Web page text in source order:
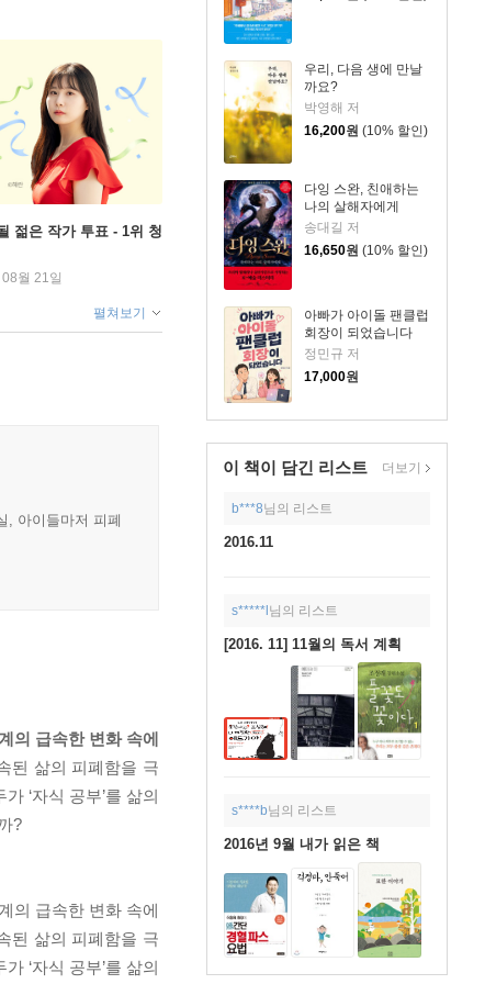
우리, 다음 생에 만날
까요?
박영해 저
16,200원 (10% 할인)
다잉 스완, 친애하는
나의 살해자에게
송대길 저
16,650원 (10% 할인)
아빠가 아이돌 팬클럽
회장이 되었습니다
정민규 저
17,000원
이 책이 담긴 리스트 더보기
b***8님의 리스트
2016.11
s*****l 님의 리스트
[2016. 11] 11월의 독서 계획
s****b님의 리스트
2016년 9월 내가 읽은 책
젊은 작가 투표 - 1위 청
월 21일
펼쳐보기
, 아이들마저 피폐
의 급속한 변화 속에
된 삶의 피폐함을 극
‘자식 공부’를 삶의
?
의 급속한 변화 속에
된 삶의 피폐함을 극
‘자식 공부’를 삶의